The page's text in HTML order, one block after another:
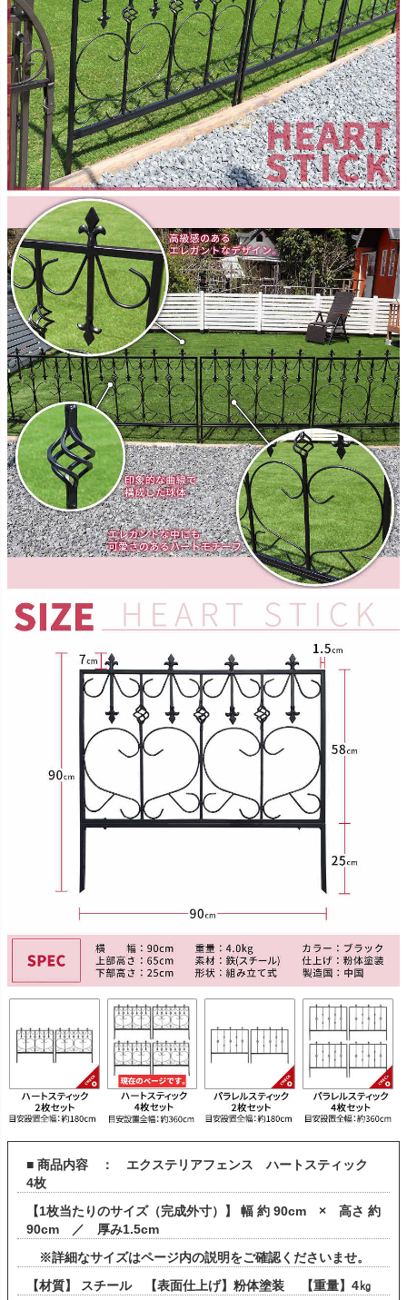
■ 商品内容 ： エクステリアフェンス ハートスティック
4枚
【1枚当たりのサイズ（完成外寸）】 幅 約 90cm × 高さ 約
90cm ／ 厚み1.5cm
※詳細なサイズはページ内の説明をご確認くださいませ。
【材質】 スチール 【表面仕上げ】粉体塗装 【重量】4㎏